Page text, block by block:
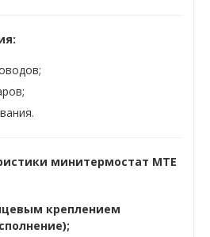
минитермостат MTE
креплением